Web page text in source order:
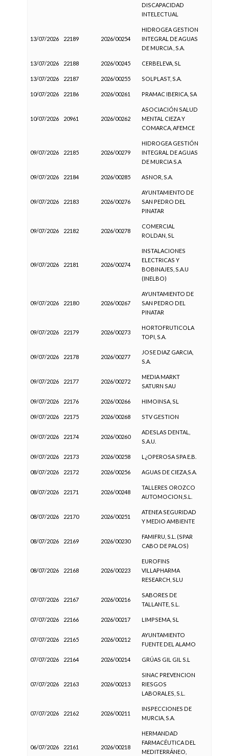
DISCAPACIDAD
INTELECTUAL
13/07/2026 22189 2026/00254
HIDROGEA GESTION
INTEGRAL DE AGUAS
DE MURCIA , S.A.
13/07/2026 22188 2026/00245 CERBELEVA, SL
13/07/2026 22187 2026/00255 SOLPLAST, S.A.
10/07/2026 22186 2026/00261 PRAMAC IBERICA, SA
10/07/2026 20961 2026/00262
ASOCIACIÓN SALUD
MENTAL CIEZA Y
COMARCA, AFEMCE
09/07/2026 22185 2026/00279
HIDROGEA GESTIÓN
INTEGRAL DE AGUAS
DE MURCIA S.A
09/07/2026 22184 2026/00285 ASNOR, S.A.
09/07/2026 22183 2026/00276
AYUNTAMIENTO DE
SAN PEDRO DEL
PINATAR
09/07/2026 22182 2026/00278
COMERCIAL
ROLDAN, SL
09/07/2026 22181 2026/00274
INSTALACIONES
ELECTRICAS Y
BOBINAJES, S.A.U
(INELBO)
09/07/2026 22180 2026/00267
AYUNTAMIENTO DE
SAN PEDRO DEL
PINATAR
09/07/2026 22179 2026/00273
HORTOFRUTICOLA
TOPI, S.A.
09/07/2026 22178 2026/00277
JOSE DIAZ GARCIA,
S.A.
09/07/2026 22177 2026/00272
MEDIA MARKT
SATURN SAU
09/07/2026 22176 2026/00266 HIMOINSA, SL
09/07/2026 22175 2026/00268 STV GESTION
09/07/2026 22174 2026/00260
ADESLAS DENTAL,
S.A.U.
09/07/2026 22173 2026/00258 L¿OPEROSA SPA E.B.
08/07/2026 22172 2026/00256 AGUAS DE CIEZA,S.A.
08/07/2026 22171 2026/00248
TALLERES OROZCO
AUTOMOCION,S.L.
08/07/2026 22170 2026/00251
ATENEA SEGURIDAD
Y MEDIO AMBIENTE
08/07/2026 22169 2026/00230
FAMIFRU, S.L. (SPAR
CABO DE PALOS)
08/07/2026 22168 2026/00223
EUROFINS
VILLAPHARMA
RESEARCH, SLU
07/07/2026 22167 2026/00216
SABORES DE
TALLANTE, S.L.
07/07/2026 22166 2026/00217 LIMPSEMA, SL
07/07/2026 22165 2026/00212
AYUNTAMIENTO
FUENTE DEL ALAMO
07/07/2026 22164 2026/00214 GRÚAS GIL GIL S.L
07/07/2026 22163 2026/00213
SINAC PREVENCION
RIESGOS
LABORALES, S.L.
07/07/2026 22162 2026/00211
INSPECCIONES DE
MURCIA, S.A.
06/07/2026 22161 2026/00218
HERMANDAD
FARMACÉUTICA DEL
MEDITERRÁNEO,